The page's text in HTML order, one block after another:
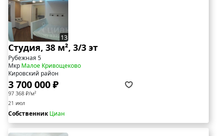
13
Студия, 38 м², 3/3 эт
Рубежная 5
Мкр Малое Кривощеково
Кировский район
3 700 000 ₽
97 368 ₽/м²
21 июл
СобственникЦиан